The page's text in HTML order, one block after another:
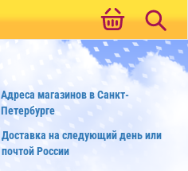
Адреса магазинов в Санкт-
Петербурге
Доставка на следующий день или
почтой России